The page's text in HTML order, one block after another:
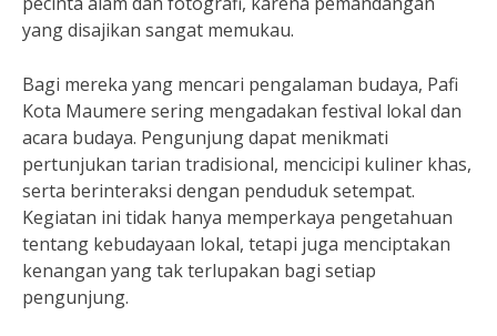
yang disajikan sangat memukau.
Bagi mereka yang mencari pengalaman budaya, Pafi
Kota Maumere sering mengadakan festival lokal dan
acara budaya. Pengunjung dapat menikmati
pertunjukan tarian tradisional, mencicipi kuliner khas,
serta berinteraksi dengan penduduk setempat.
Kegiatan ini tidak hanya memperkaya pengetahuan
tentang kebudayaan lokal, tetapi juga menciptakan
kenangan yang tak terlupakan bagi setiap
pengunjung.